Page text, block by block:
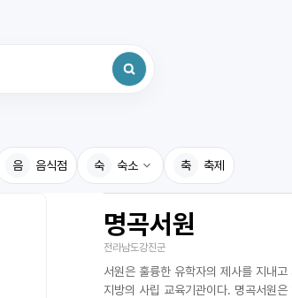
음 음식점 숙 숙소
국내맛집
고수의레시피
음식용어사전
축 축제
명곡서원
전라남도강진군
서원은 훌륭한 유학자의 제사를 지내
지방의 사립 교육기관이다. 명곡서원